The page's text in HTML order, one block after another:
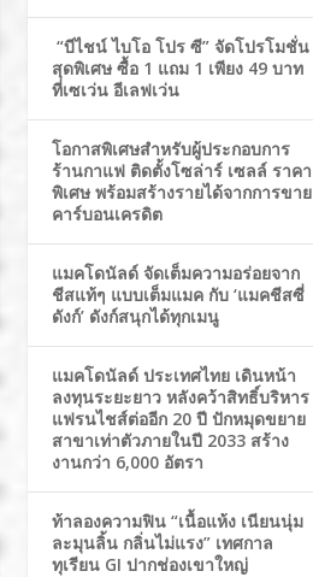
“บีไชน์ ไบโอ โปร ซี” จัดโปรโมชั่น
สุดพิเศษ ซื้อ 1 แถม 1 เพียง 49 บาท
ที่เซเว่น อีเลฟเว่น
โอกาสพิเศษสำหรับผู้ประกอบการ
ร้านกาแฟ ติดตั้งโซล่าร์ เซลล์ ราคา
พิเศษ พร้อมสร้างรายได้จากการขาย
คาร์บอนเครดิต
แมคโดนัลด์ จัดเต็มความอร่อยจาก
ชีสแท้ๆ แบบเต็มแมค กับ ‘แมคชีสซี่
ดังก์’ ดังก์สนุกได้ทุกเมนู
แมคโดนัลด์ ประเทศไทย เดินหน้า
ลงทุนระยะยาว หลังคว้าสิทธิ์บริหาร
แฟรนไชส์ต่ออีก 20 ปี ปักหมุดขยาย
สาขาเท่าตัวภายในปี 2033 สร้าง
งานกว่า 6,000 อัตรา
ท้าลองความฟิน “เนื้อแห้ง เนียนนุ่ม
ละมุนลิ้น กลิ่นไม่แรง” เทศกาล
ทุเรียน GI ปากช่องเขาใหญ่